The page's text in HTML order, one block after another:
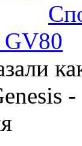
GV80